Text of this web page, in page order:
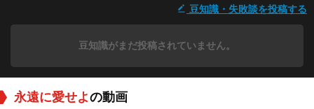
豆知識・失敗談を投稿する
豆知識がまだ投稿されていません。
永遠に愛せよの動画